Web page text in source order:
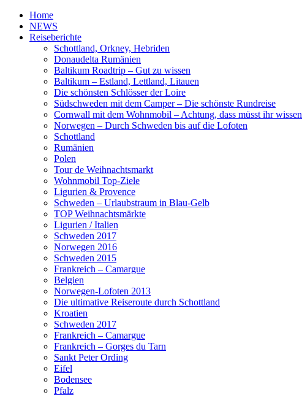
Home
NEWS
Reiseberichte
Schottland, Orkney, Hebriden
Donaudelta Rumänien
Baltikum Roadtrip – Gut zu wissen
Baltikum – Estland, Lettland, Litauen
Die schönsten Schlösser der Loire
Südschweden mit dem Camper – Die schönste Rundreise
Cornwall mit dem Wohnmobil – Achtung, dass müsst ihr wissen
Norwegen – Durch Schweden bis auf die Lofoten
Schottland
Rumänien
Polen
Tour de Weihnachtsmarkt
Wohnmobil Top-Ziele
Ligurien & Provence
Schweden – Urlaubstraum in Blau-Gelb
TOP Weihnachtsmärkte
Ligurien / Italien
Schweden 2017
Norwegen 2016
Schweden 2015
Frankreich – Camargue
Belgien
Norwegen-Lofoten 2013
Die ultimative Reiseroute durch Schottland
Kroatien
Schweden 2017
Frankreich – Camargue
Frankreich – Gorges du Tarn
Sankt Peter Ording
Eifel
Bodensee
Pfalz